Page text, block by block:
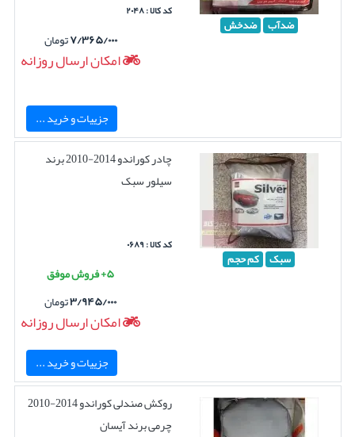
ضدآب ضدخش
کد کالا : ۲۰۴۸
۷/۳۶۵/۰۰۰تومان
امکان ارسال روزانه
جزییات و خرید ...
سبک کم حجم
چادر کوراندو 2014-2010 برند
سیلور سبک
کد کالا : ۰۶۸۹
۵+ فروش موفق
۳/۹۴۵/۰۰۰تومان
امکان ارسال روزانه
جزییات و خرید ...
روکش صندلی کوراندو 2014-2010
چرمی برند آیسان